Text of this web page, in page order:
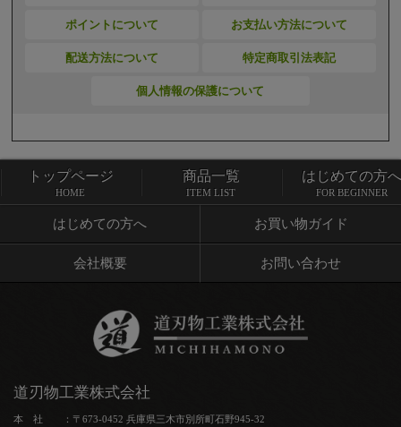
ポイントについて お支払い方法について
配送方法について 特定商取引法表記
個人情報の保護について
トップページ 商品一覧
はじめての方へ お買い物ガイド
会社概要 お問い合わせ
トップページ
HOME
商品一覧
ITEM LIST
はじめての方へ
FOR BEGINNER
道刃物工業株式会社
本 社 ：〒673-0452 兵庫県三木市別所町石野945-32